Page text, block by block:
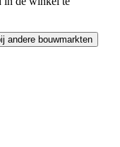
andere bouwmarkten